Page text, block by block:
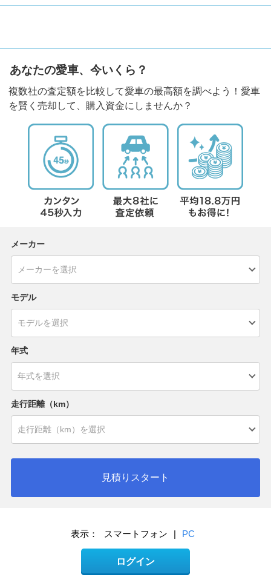
あなたの愛車、今いくら？
複数社の査定額を比較して愛車の最高額を調べよう！愛車
を賢く売却して、購入資金にしませんか？
メーカー
モデル
年式
走行距離（km）
見積りスタート
表示： スマートフォン | PC
ログイン